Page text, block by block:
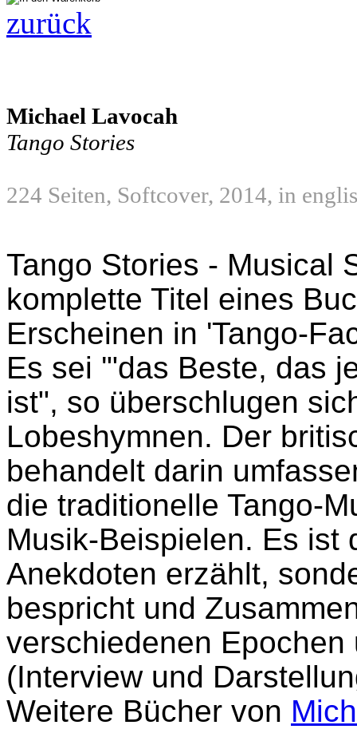
zurück
Michael Lavocah
Tango Stories
224 Seiten, Softcover, 2014, in
Tango Stories - Musical
komplette Titel eines
Erscheinen in 'Tango-
Es sei '"das Beste, das
ist", so überschlugen
Lobeshymnen. Der
behandelt darin
die traditionelle Tango-
Musik-Beispielen. Es ist
Anekdoten erzählt,
bespricht und
verschiedenen
(Interview und
Weitere Bücher von